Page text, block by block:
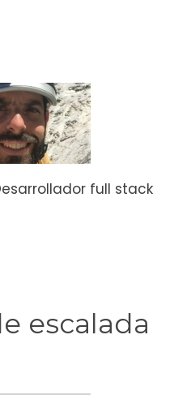
full stack
escalada